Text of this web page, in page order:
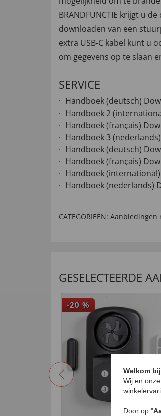
BRANDFUNCTIE krijgt u
downloaden van een
extra USB-C kabel kunt u
om gegevens op te slaan
SERVICE
Handboek (deutsch)
Handboek 2
Handboek (français)
Handboek 3 (nederlands)
Handboek (deutsch)
Handboek (français)
Handboek (international)
Handboek (nederlands)
CATEGORIEËN: Aanbiedingen
GESELECTEERDE
-20 %
Welkom
Wij en
Door op "